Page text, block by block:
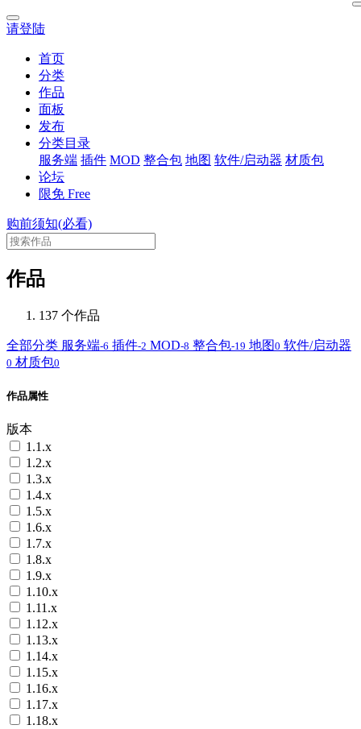
请登陆
首页
分类
作品
面板
发布
分类目录
服务端 插件 MOD 整合包 地图 软件/启动器 材质包
论坛
限免 Free
购前须知(必看)
作品
137 个作品
全部分类 服务端-6 插件-2 MOD-8 整合包-19 地图0 软件/启动器
0 材质包0
作品属性
版本
1.1.x
1.2.x
1.3.x
1.4.x
1.5.x
1.6.x
1.7.x
1.8.x
1.9.x
1.10.x
1.11.x
1.12.x
1.13.x
1.14.x
1.15.x
1.16.x
1.17.x
1.18.x